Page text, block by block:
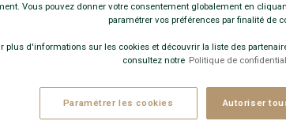
Vous pouvez donner votre consentement globalement en
paramétrer vos préférences par finalité de
plus d'informations sur les cookies et découvrir la liste des
consultez notre Politique de
Paramétrer les cookies Autoriser